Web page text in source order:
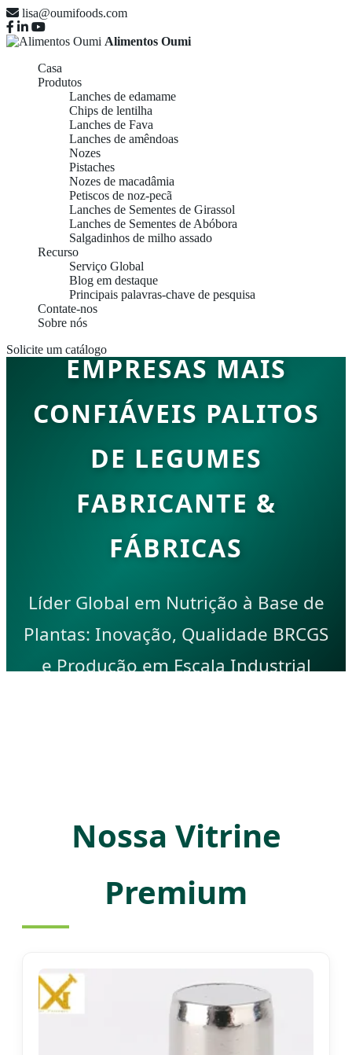
lisa@oumifoods.com
Alimentos Oumi
Casa
Produtos
Lanches de edamame
Chips de lentilha
Lanches de Fava
Lanches de amêndoas
Nozes
Pistaches
Nozes de macadâmia
Petiscos de noz-pecã
Lanches de Sementes de Girassol
Lanches de Sementes de Abóbora
Salgadinhos de milho assado
Recurso
Serviço Global
Blog em destaque
Principais palavras-chave de pesquisa
Contate-nos
Sobre nós
Solicite um catálogo
EMPRESAS MAIS
CONFIÁVEIS PALITOS
DE LEGUMES
FABRICANTE &
FÁBRICAS
Líder Global em Nutrição à Base de
Plantas: Inovação, Qualidade BRCGS
e Produção em Escala Industrial
Nossa Vitrine
Premium